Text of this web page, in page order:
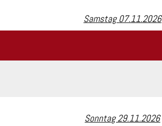
Samstag 07.11.2026
Sonntag 29.11.2026